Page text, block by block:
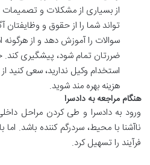
از بسیاری از مشکلات و
تواند شما را از حقوق و وظایفتان
سوالات را آموزش دهد و از
ضررتان تمام شود، پیشگیری کند.
استخدام وکیل ندارید، سعی کنید
هزینه بهره مند شوید.
هنگام مراجعه به دادسرا
ورود به دادسرا و طی کردن مراحل
ناآشنا با محیط، سردرگم کننده باشد.
فرآیند را تسهیل کرد.